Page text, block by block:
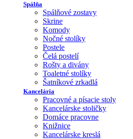
Spálňa
Spálňové zostavy
Skrine
Komody
Nočné stolíky
Postele
Čelá postelí
Rošty a divány
Toaletné stolíky
Šatníkové zrkadlá
Kancelária
Pracovné a písacie stoly
Kancelárske stoličky
Domáce pracovne
Knižnice
Kancelárske kreslá